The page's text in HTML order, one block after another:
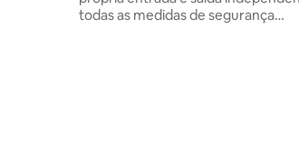
todas as medidas de segurança